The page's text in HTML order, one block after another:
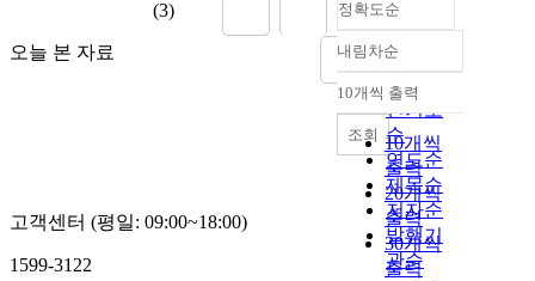
(3)
오늘 본 자료
정확도순
정확도
순
인기도
순
연도순
제목순
저자순
발행기
관순
내림차순
내림차순
10개씩 출력
10개씩
출력
20개씩
출력
30개씩
출력
조회
고객센터 (평일: 09:00~18:00)
1599-3122